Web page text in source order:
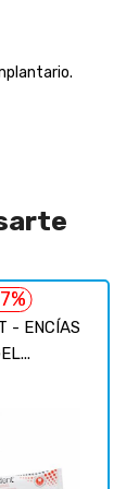
- ENCÍAS